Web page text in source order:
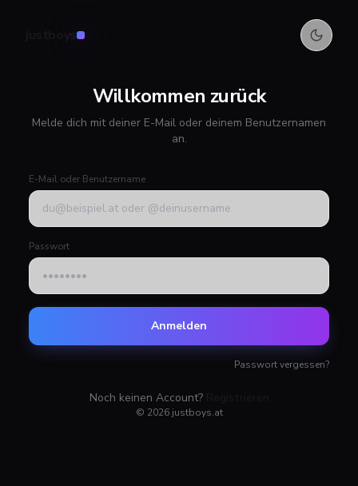
Willkommen zurück
Melde dich mit deiner E-Mail oder deinem Benutzernamen
an.
E-Mail oder Benutzername
Passwort
Anmelden
Passwort vergessen?
Noch keinen Account?
© 2026justboys.at